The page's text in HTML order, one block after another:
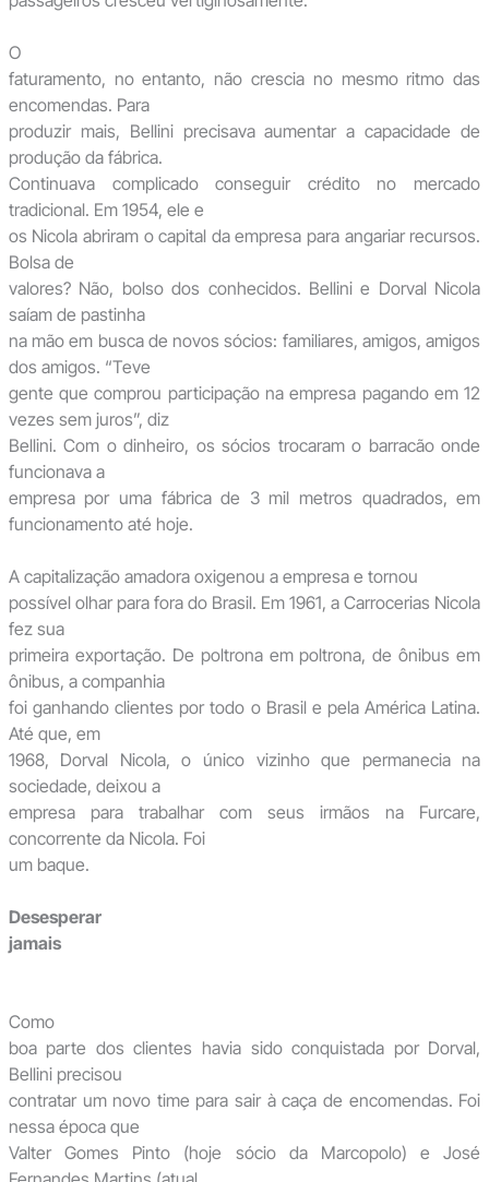
O
faturamento, no entanto, não crescia no mesmo ritmo das
encomendas. Para
produzir mais, Bellini precisava aumentar a capacidade de
produção da fábrica.
Continuava complicado conseguir crédito no mercado
tradicional. Em 1954, ele e
os Nicola abriram o capital da empresa para angariar recursos.
Bolsa de
valores? Não, bolso dos conhecidos. Bellini e Dorval Nicola
saíam de pastinha
na mão em busca de novos sócios: familiares, amigos, amigos
dos amigos. “Teve
gente que comprou participação na empresa pagando em 12
vezes sem juros”, diz
Bellini. Com o dinheiro, os sócios trocaram o barracão onde
funcionava a
empresa por uma fábrica de 3 mil metros quadrados, em
funcionamento até hoje.
A capitalização amadora oxigenou a empresa e tornou
possível olhar para fora do Brasil. Em 1961, a Carrocerias Nicola
fez sua
primeira exportação. De poltrona em poltrona, de ônibus em
ônibus, a companhia
foi ganhando clientes por todo o Brasil e pela América Latina.
Até que, em
1968, Dorval Nicola, o único vizinho que permanecia na
sociedade, deixou a
empresa para trabalhar com seus irmãos na Furcare,
concorrente da Nicola. Foi
um baque.
Desesperar
jamais
Como
boa parte dos clientes havia sido conquistada por Dorval,
Bellini precisou
contratar um novo time para sair à caça de encomendas. Foi
nessa época que
Valter Gomes Pinto (hoje sócio da Marcopolo) e José